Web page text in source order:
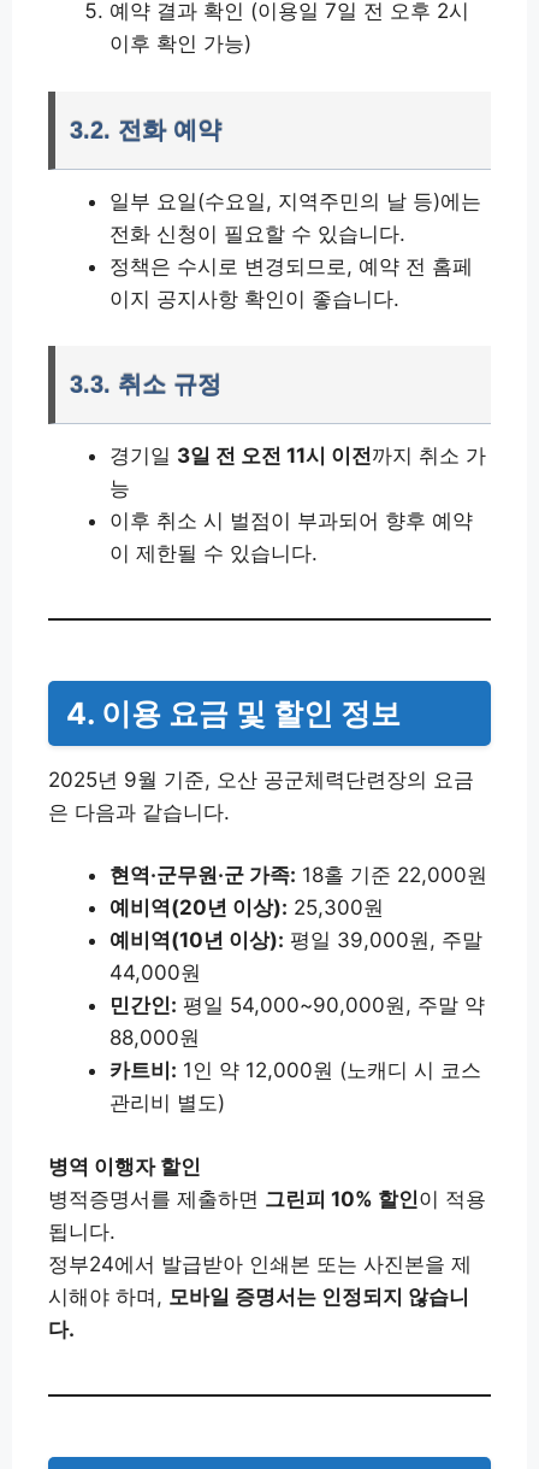
예약 결과 확인 (이용일 7일 전 오후 2시
이후 확인 가능)
3.2. 전화 예약
일부 요일(수요일, 지역주민의 날 등)에는
전화 신청이 필요할 수 있습니다.
정책은 수시로 변경되므로, 예약 전 홈페
이지 공지사항 확인이 좋습니다.
3.3. 취소 규정
경기일 3일 전 오전 11시 이전까지 취소 가
능
이후 취소 시 벌점이 부과되어 향후 예약
이 제한될 수 있습니다.
4. 이용 요금 및 할인 정보
2025년 9월 기준, 오산 공군체력단련장의 요금
은 다음과 같습니다.
현역·군무원·군 가족: 18홀 기준 22,000원
예비역(20년 이상): 25,300원
예비역(10년 이상): 평일 39,000원, 주말
44,000원
민간인: 평일 54,000~90,000원, 주말 약
88,000원
카트비: 1인 약 12,000원 (노캐디 시 코스
관리비 별도)
병역 이행자 할인
병적증명서를 제출하면 그린피 10% 할인이 적용
됩니다.
정부24에서 발급받아 인쇄본 또는 사진본을 제
시해야 하며, 모바일 증명서는 인정되지 않습니
다.